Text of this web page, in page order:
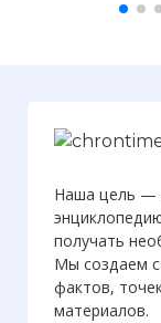
Наша цель —
получать
Мы создаем
фактов,
материалов.